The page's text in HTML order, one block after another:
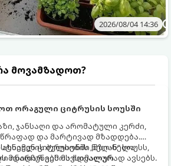
2026/08/04 14:36
მოვამზადოთ?
ორაგული ციტრუსის სოუსში
ჯანსაღი და არომატული კერძი,
და მარტივად მზადდება.
ბულიონში ნელ-ნელა
ინარჩუნებს მაქსიმალურ
ციტრუსების „მზიან“ სოუსს,
მდიდარ გემოს იდეალურად ავსებს.